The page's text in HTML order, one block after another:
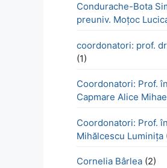
Condurache-Bota
preuniv. Moțoc
coordonatori: prof.
(1)
Coordonatori: Prof.
Capmare Alice
Coordonatori: Prof.
Mihălcescu Luminița
Cornelia Bârlea (2)